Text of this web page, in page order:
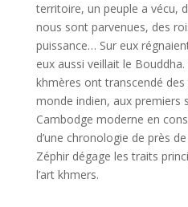
territoire, un peuple a vécu,
nous sont parvenues, des
puissance… Sur eux
eux aussi veillait le
khmères ont transcendé
monde indien, aux premiers
Cambodge moderne en
d’une chronologie de près
Zéphir dégage les traits
l’art khmers.